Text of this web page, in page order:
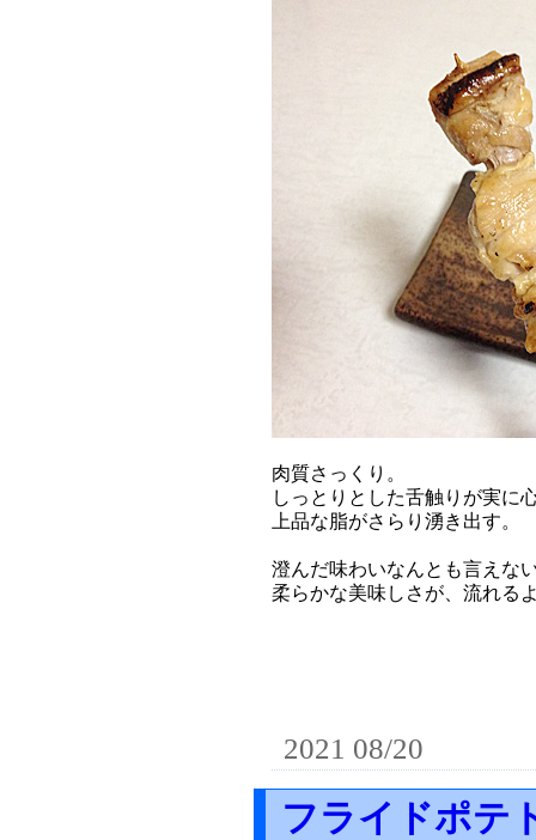
肉質さっくり。
しっとりとした舌触りが実に
上品な脂がさらり湧き出す。
澄んだ味わいなんとも言えな
柔らかな美味しさが、流れる
2021 08/20
フライドポテ